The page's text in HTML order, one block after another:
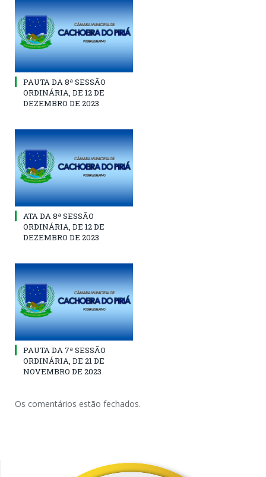
PAUTA DA 8ª SESSÃO
ORDINÁRIA, DE 12 DE
DEZEMBRO DE 2023
ATA DA 8ª SESSÃO
ORDINÁRIA, DE 12 DE
DEZEMBRO DE 2023
PAUTA DA 7ª SESSÃO
ORDINÁRIA, DE 21 DE
NOVEMBRO DE 2023
Os comentários estão fechados.